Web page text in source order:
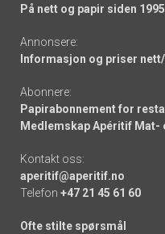
På nett og papir siden 1995
Annonsere:
Informasjon og priser
Abonnere:
Papirabonnement for
Medlemskap Apéritif Mat-
Kontakt oss:
aperitif@aperitif.no
Telefon +47 21 45 61 60
Ofte stilte spørsmål